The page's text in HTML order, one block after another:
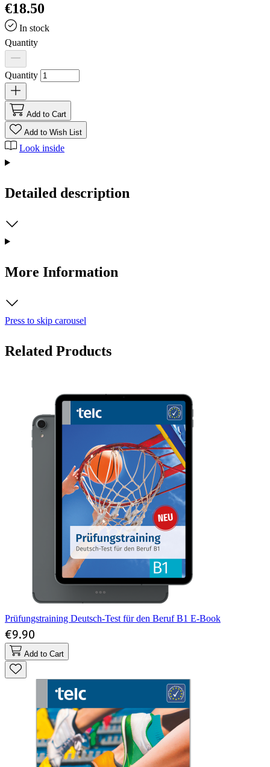
€18.50
In stock
Quantity
Quantity
Add to Cart
Add to Wish List
Look inside
Detailed description
More Information
Press to skip carousel
Related Products
Prüfungstraining Deutsch-Test für den Beruf B1 E-Book
€9.90
Add to Cart